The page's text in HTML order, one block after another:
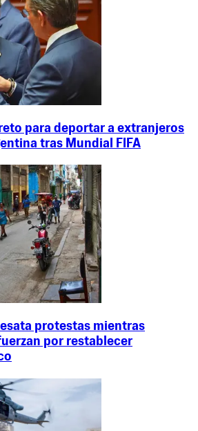
para deportar a extranjeros
tras Mundial FIFA
protestas mientras
por restablecer